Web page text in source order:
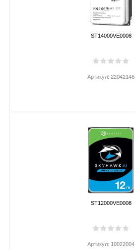
ST14000VE0008
Артикул: 22042146
ST12000VE0008
Артикул: 10022004